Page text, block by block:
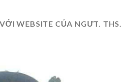
WEBSITE CỦA NGƯT. THS.